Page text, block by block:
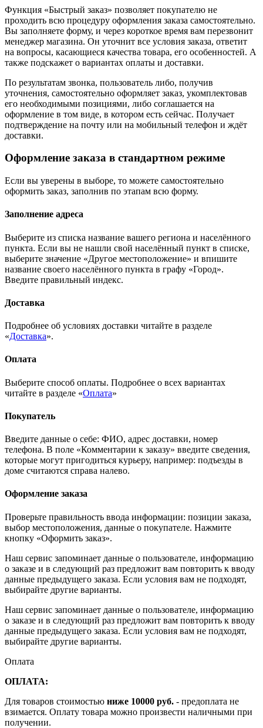
Функция «Быстрый заказ» позволяет покупателю не
проходить всю процедуру оформления заказа самостоятельно.
Вы заполняете форму, и через короткое время вам перезвонит
менеджер магазина. Он уточнит все условия заказа, ответит
на вопросы, касающиеся качества товара, его особенностей. А
также подскажет о вариантах оплаты и доставки.
По результатам звонка, пользователь либо, получив
уточнения, самостоятельно оформляет заказ, укомплектовав
его необходимыми позициями, либо соглашается на
оформление в том виде, в котором есть сейчас. Получает
подтверждение на почту или на мобильный телефон и ждёт
доставки.
Оформление заказа в стандартном режиме
Если вы уверены в выборе, то можете самостоятельно
оформить заказ, заполнив по этапам всю форму.
Заполнение адреса
Выберите из списка название вашего региона и населённого
пункта. Если вы не нашли свой населённый пункт в списке,
выберите значение «Другое местоположение» и впишите
название своего населённого пункта в графу «Город».
Введите правильный индекс.
Доставка
Подробнее об условиях доставки читайте в разделе
«Доставка».
Оплата
Выберите способ оплаты. Подробнее о всех вариантах
читайте в разделе «Оплата»
Покупатель
Введите данные о себе: ФИО, адрес доставки, номер
телефона. В поле «Комментарии к заказу» введите сведения,
которые могут пригодиться курьеру, например: подъезды в
доме считаются справа налево.
Оформление заказа
Проверьте правильность ввода информации: позиции заказа,
выбор местоположения, данные о покупателе. Нажмите
кнопку «Оформить заказ».
Наш сервис запоминает данные о пользователе, информацию
о заказе и в следующий раз предложит вам повторить к вводу
данные предыдущего заказа. Если условия вам не подходят,
выбирайте другие варианты.
Наш сервис запоминает данные о пользователе, информацию
о заказе и в следующий раз предложит вам повторить к вводу
данные предыдущего заказа. Если условия вам не подходят,
выбирайте другие варианты.
Оплата
ОПЛАТА:
Для товаров стоимостью ниже 10000 руб. - предоплата не
взимается. Оплату товара можно произвести наличными при
получении.